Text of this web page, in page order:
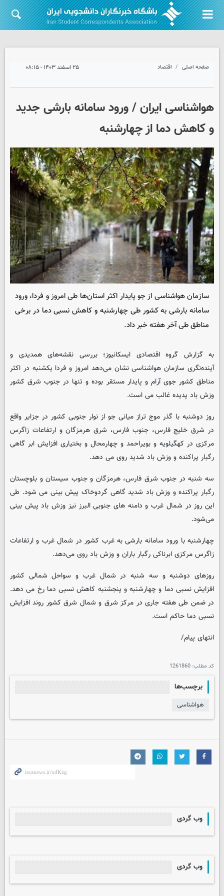
صفحه اصلی اقتصاد ۲۵ اسفند ۱۴۰۳ - ۰۸:۱۵
هواشناسی ایران / ورود سامانه بارشی جدید
و کاهش دما از چهارشنبه
سازمان هواشناسی از جو پایدار اکثر استان‌ها طی امروز و فردا، ورود
سامانه بارشی به کشور طی چهارشنبه و کاهش نسبی دما در برخی
مناطق طی آخر هفته خبر داد.
به گزارش گروه اقتصادی ایسکانیوز؛ بررسی نقشه‌های همدیدی و
آینده‌نگری سازمان هواشناسی نشان می‌دهد امروز و فردا یکشنبه در اکثر
مناطق کشور جوی آرام و پایدار مستقر بوده و تنها در جنوب شرق کشور
وزش باد پدیده غالب می است.
روز دوشنبه با گذر موج تراز میانی جو از نوار جنوبی کشور در جزایر واقع
در شرق خلیج فارس، جنوب فارس، شرق هرمزگان و ارتفاعات زاگرس
مرکزی در کهگیلویه و بویراحمد و چهارمحال و بختیاری افزایش ابر گاهی
رگبار پراکنده و وزش باد شدید روی می دهد.
سه شنبه در جنوب شرق فارس، هرمزگان و جنوب سیستان و بلوچستان
رگبار پراکنده و وزش باد شدید گاهی گردوخاک پیش بینی می شود. طی
این روز در شمال غرب و دامنه های جنوبی البرز نیز وزش باد پیش بینی
می‌شود.
چهارشنبه با ورود سامانه بارشی به غرب کشور در شمال غرب و ارتفاعات
زاگرس مرکزی ابرناکی رگبار باران و وزش باد روی می‌دهد.
روزهای دوشنبه و سه شنبه در شمال غرب و سواحل شمالی کشور
افزایش نسبی دما و چهارشنبه و پنجشنبه کاهش نسبی دما رخ می دهد.
در ضمن طی هفته جاری در مرکز شرق و شمال شرق کشور روند افزایش
نسبی دما حاکم است.
انتهای پیام/
کد مطلب: 1261860
برچسب‌ها
هواشناسی
وب گردی
وب گردی